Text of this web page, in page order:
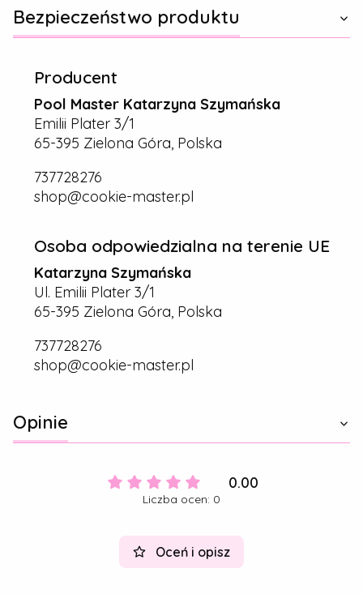
Bezpieczeństwo produktu
Producent
Pool Master Katarzyna Szymańska
Emilii Plater 3/1
65-395 Zielona Góra, Polska
737728276
shop@cookie-master.pl
Osoba odpowiedzialna na terenie UE
Katarzyna Szymańska
Ul. Emilii Plater 3/1
65-395 Zielona Góra, Polska
737728276
shop@cookie-master.pl
Opinie
0.00
Liczba ocen: 0
Oceń i opisz